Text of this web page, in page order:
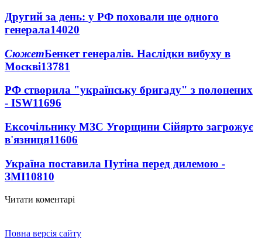
Другий за день: у РФ поховали ще одного
генерала14020
СюжетБенкет генералів. Наслідки вибуху в
Москві13781
РФ створила "українську бригаду" з полонених
- ISW11696
Ексочільнику МЗС Угорщини Сійярто загрожує
в'язниця11606
Україна поставила Путіна перед дилемою -
ЗМІ10810
Читати коментарі
Повна версія сайту